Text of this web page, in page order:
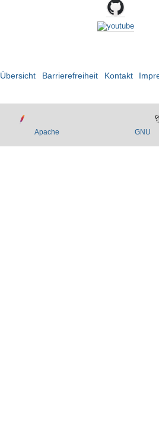
Übersicht Barrierefreiheit Kontakt
Apache GNU